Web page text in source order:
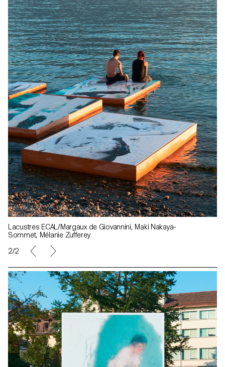
Lacustres ECAL/Margaux de Giovannini, Maki Nakaya-
Sommet, Mélanie Zufferey
2/2